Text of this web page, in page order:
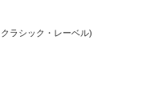
ラシック・レーベル)